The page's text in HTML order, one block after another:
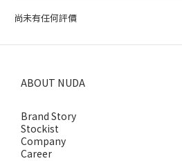
尚未有任何評價
ABOUT NUDA
Brand Story
Stockist
Company
Career